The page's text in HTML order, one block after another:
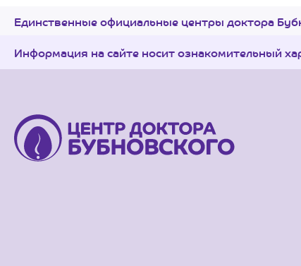
Единственные официальные центры доктора
Информация на сайте носит ознакомительный